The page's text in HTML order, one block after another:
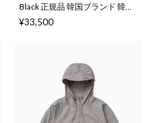
Black 正規品 韓国ブランド 韓国
ファッション 韓国代行 カーキ
¥33,500